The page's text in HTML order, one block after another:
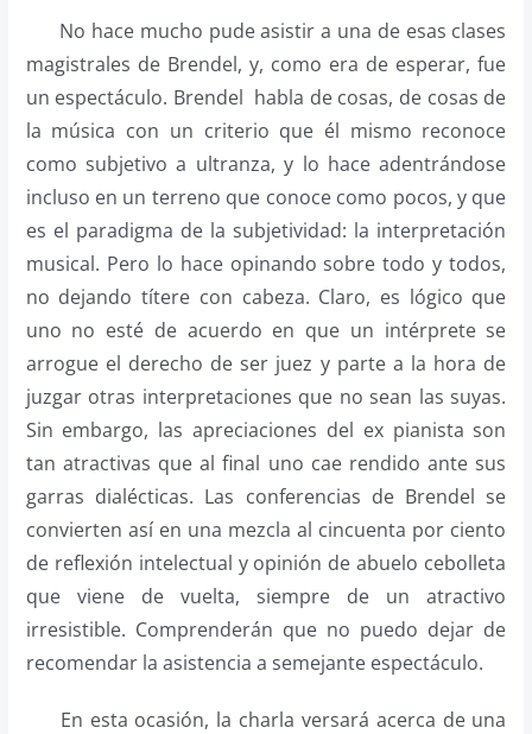
No hace mucho pude asistir a una de esas clases
magistrales de Brendel, y, como era de esperar, fue
un espectáculo. Brendel habla de cosas, de cosas de
la música con un criterio que él mismo reconoce
como subjetivo a ultranza, y lo hace adentrándose
incluso en un terreno que conoce como pocos, y que
es el paradigma de la subjetividad: la interpretación
musical. Pero lo hace opinando sobre todo y todos,
no dejando títere con cabeza. Claro, es lógico que
uno no esté de acuerdo en que un intérprete se
arrogue el derecho de ser juez y parte a la hora de
juzgar otras interpretaciones que no sean las suyas.
Sin embargo, las apreciaciones del ex pianista son
tan atractivas que al final uno cae rendido ante sus
garras dialécticas. Las conferencias de Brendel se
convierten así en una mezcla al cincuenta por ciento
de reflexión intelectual y opinión de abuelo cebolleta
que viene de vuelta, siempre de un atractivo
irresistible. Comprenderán que no puedo dejar de
recomendar la asistencia a semejante espectáculo.
En esta ocasión, la charla versará acerca de una